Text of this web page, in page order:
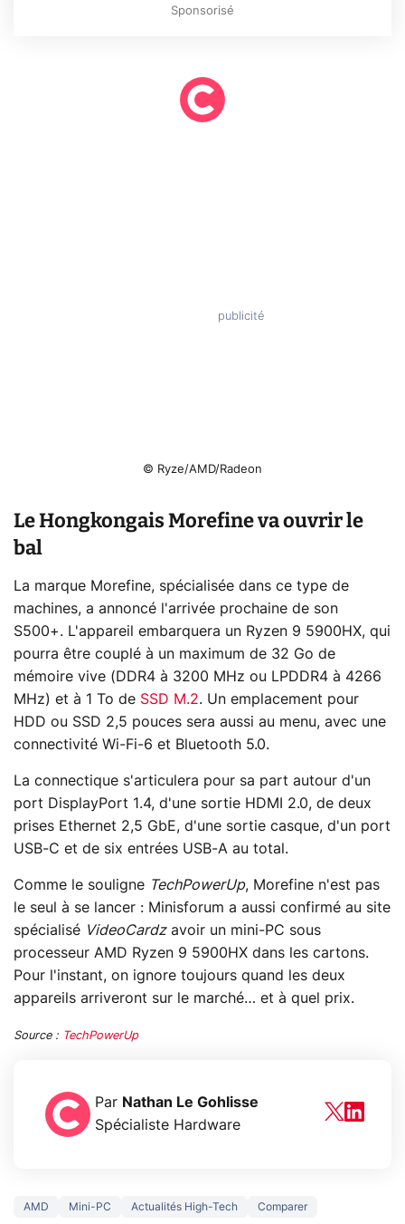
Sponsorisé
© Ryze/AMD/Radeon
Le Hongkongais Morefine va ouvrir le
bal
La marque Morefine, spécialisée dans ce type de
machines, a annoncé l'arrivée prochaine de son
S500+. L'appareil embarquera un Ryzen 9 5900HX, qui
pourra être couplé à un maximum de 32 Go de
mémoire vive (DDR4 à 3200 MHz ou LPDDR4 à 4266
MHz) et à 1 To de SSD M.2. Un emplacement pour
HDD ou SSD 2,5 pouces sera aussi au menu, avec une
connectivité Wi-Fi-6 et Bluetooth 5.0.
La connectique s'articulera pour sa part autour d'un
port DisplayPort 1.4, d'une sortie HDMI 2.0, de deux
prises Ethernet 2,5 GbE, d'une sortie casque, d'un port
USB-C et de six entrées USB-A au total.
Comme le souligne TechPowerUp, Morefine n'est pas
le seul à se lancer : Minisforum a aussi confirmé au site
spécialisé VideoCardzavoir un mini-PC sous
processeur AMD Ryzen 9 5900HX dans les cartons.
Pour l'instant, on ignore toujours quand les deux
appareils arriveront sur le marché… et à quel prix.
Source : TechPowerUp
Par Nathan Le Gohlisse
Spécialiste Hardware
AMD Mini-PC Actualités High-Tech Comparer
5 générations de Ce que vous